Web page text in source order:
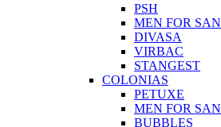
PSH
MEN FOR SAN
DIVASA
VIRBAC
STANGEST
COLONIAS
PETUXE
MEN FOR SAN
BUBBLES